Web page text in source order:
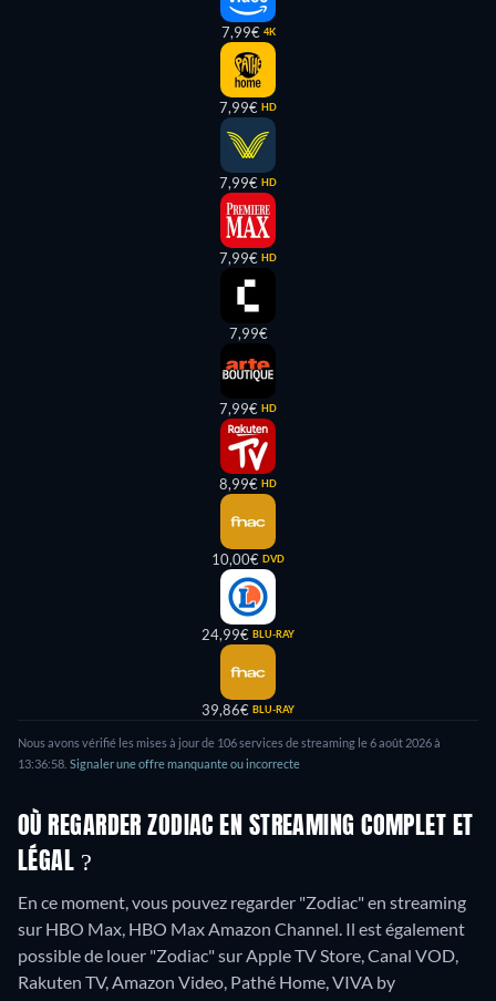
7,99€ 4K
7,99€ HD
7,99€ HD
7,99€ HD
7,99€
7,99€ HD
8,99€ HD
10,00€ DVD
24,99€ BLU-RAY
39,86€ BLU-RAY
Nous avons vérifié les mises à jour de 106services de streaming le6 août 2026à
13:36:58 Signaler une offre manquante ou incorrecte
OÙ REGARDER ZODIAC EN STREAMING COMPLET ET
LÉGAL ?
En ce moment, vous pouvez regarder "Zodiac" en streaming
sur HBO Max, HBO Max Amazon Channel. Il est également
possible de louer "Zodiac" sur Apple TV Store, Canal VOD,
Rakuten TV, Amazon Video, Pathé Home, VIVA by